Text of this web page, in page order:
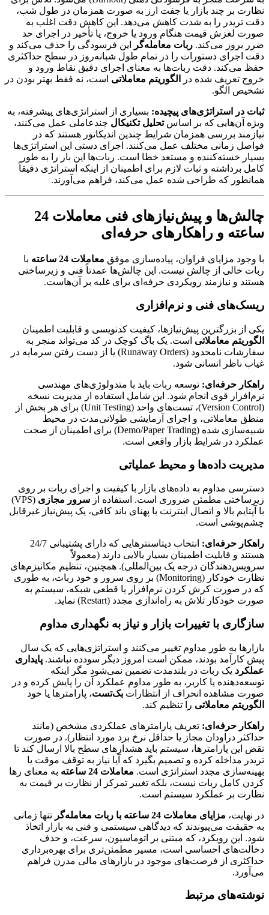
نظارت بر چند بازار یا جفت ارز به صورت همزمان در طول شب،
دقت تریدر را به شدت کاهش می‌دهد. این کاهش دقت اغلب به
صورت لغزش قیمت هنگام ورود یا خروج، یا تأخیر در اجرای حد
ضرر بروز می‌کند. ربات معامله‌گر
این فرسودگی را حذف می‌کند و
دقت اجرای دستورات را در تمام طول شبانه‌روز در سطح حداکثری
حفظ می‌کند. دقت ربات‌ها به معنای اجرای دقیق نقاط ورود و
خروج تعریف شده در
الگوریتم معاملاتی است، نه فقط بهتر بودن در
تشخیص الگو.
ثبات در استراتژی‌های پیچیده: بسیاری از استراتژی‌های پیشرفته، به
ویژه آن‌هایی که بر اساستحلیل تکنیکال چندعاملی عمل می‌کنند،
نیازمند بررسی همزمان شرایط چندین اندیکاتور هستند که در
فواصل زمانی مختلف عمل می‌کنند. اجرای دستی این استراتژی‌ها
بسیار خسته‌کننده و مستعد خطا است. ربات‌ها این بار را به طور
کامل برداشته و ثبات لازم برای اطمینان از اینکه استراتژی دقیقاً
همانطور که طراحی شده عمل می‌کند، فراهم می‌آورند.
چالش‌ها و پیش‌نیازهای فنی معاملات 24
ساعته و راهکارهای حرفه‌ای
با وجود مزایای فراوان، پیاده‌سازی موفق معاملات 24 ساعته
با
ربات خالی از چالش نیست. این چالش‌ها عمدتاً فنی و زیرساختی
هستند و نیازمند رویکردی حرفه‌ای برای غلبه بر آن‌هاست.
ریسک‌های فنی و نرم‌افزاری
یکی از بزرگترین پیش‌نیازها، کیفیت کدنویسی و قابلیت اطمینان
الگوریتم معاملاتی است. یک باگ کوچک در کد می‌تواند منجر به
سفارشات نامحدود (Runaway Orders) یا از دست رفتن سرمایه در
غیاب ناظر انسانی شود.
راهکار حرفه‌ای: توسعه ربات باید با متدولوژی‌های مهندسی
نرم‌افزار قوی انجام شود. این شامل استفاده از مدیریت نسخه
(Version Control)، تست‌های واحد (Unit Testing) برای هر بخش از
منطق معاملاتی، و اجرای آزمایشی طولانی‌مدت در محیط
شبیه‌سازی شده (Demo/Paper Trading) برای اطمینان از صحت
عملکرد در شرایط بازار واقعی است.
مدیریت داده‌ها و محیط عملیاتی
دسترسی مداوم به داده‌های بازار با کیفیت و اجرای ربات بر روی
زیرساختی مطمئن ضروری است. استفاده از سرور مجازی
(VPS)
با آپتایم بالا و اتصال اینترنت با پهنای باند کافی، یک پیش‌نیاز غیرقابل
چشم‌پوشی است.
راهکار حرفه‌ای:
انتخاب دیتاسنترهایی که دارای پشتیبانی 24/7
هستند و قابلیت اطمینان بسیار بالایی دارند (معمولاً
سرویس‌دهندگان درجه یک بین‌المللی). همچنین، تنظیم مکانیزم‌های
نظارت خودکار (Monitoring) بر روی سرور و خود ربات، به طوری
که در صورت کرش کردن نرم‌افزار یا قطعی شبکه، سیستم به
صورت خودکار تلاش به راه‌اندازی مجدد (Restart) نماید.
سازگاری با تغییرات بازار و نیاز به نگهداری مداوم
بازارها به طور مداوم تغییر می‌کنند و استراتژی‌هایی که یک سال
پیش کارآمد بودند، ممکن است امروز دیگر سودده نباشند. پایداری
عملکرد یک ربات در بلندمدت تضمین نمی‌شود مگر اینکه
توسعه‌دهنده یا کاربر، به طور مداوم عملکرد آن را پایش کرده و در
صورت مشاهده انحراف از انتظارات بک‌تست، پارامترها یا خود
الگوریتم معاملاتی را تنظیم کند.
راهکار حرفه‌ای: تعریف پارامترهای عملکردی مشخص (مانند
حداکثر دراودان مجاز یا حداقل نرخ برد مورد انتظار). در صورت
نقض این پارامترها، سیستم باید هشدارهای سطح بالا ارسال کند تا
تریدر مداخله کرده و تصمیم بگیرد که آیا نیاز به توقف موقت یا
بهینه‌سازی مجدد استراتژی است. معاملات 24 ساعته
به معنای رها
کردن کامل ربات نیست، بلکه تغییر تمرکز از نظارت بر قیمت به
نظارت بر عملکرد سیستم است.
در نهایت، مزایای معاملات 24 ساعته با ربات معامله‌گر
تنها زمانی
به حقیقت می‌پیوندند که دیدگاهی سیستمی و فنی به بازار اتخاذ
شود. این رویکرد، که مبتنی بر اتوماسیون، سرعت، و حذف
دخالت‌های احساسی است، مسیر مطمئن‌تری برای بهره‌برداری
حداکثری از فرصت‌های موجود در بازارهای مالی مدرن فراهم
می‌آورد.
نوشته‌های مرتبط